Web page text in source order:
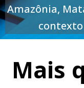
Amazônia,
Mais